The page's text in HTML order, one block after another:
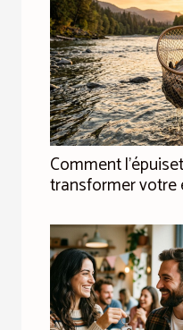
Comment
transformer votre